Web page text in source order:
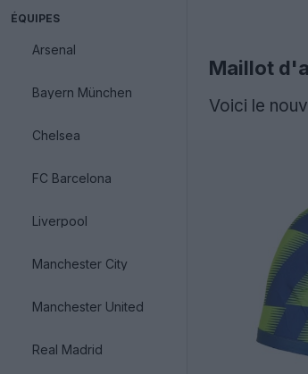
ÉQUIPES
Arsenal
Bayern München
Chelsea
FC Barcelona
Liverpool
Manchester City
Manchester United
Real Madrid
Maillot
Voici le